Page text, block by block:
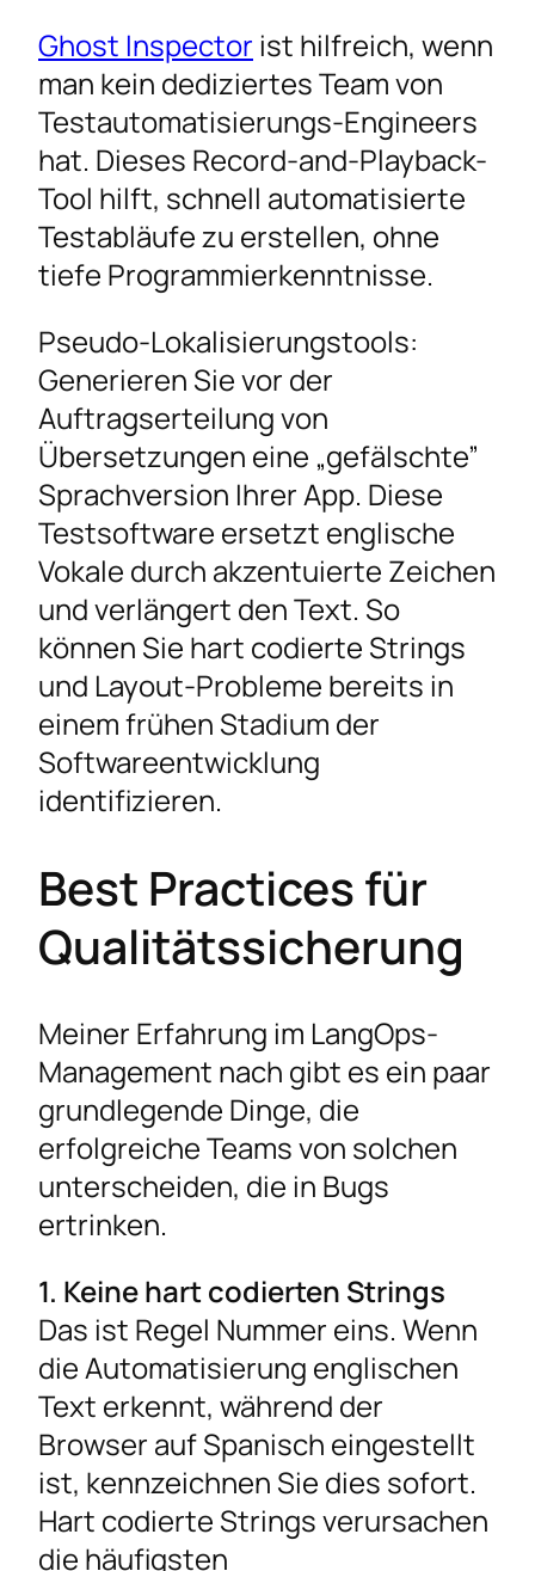
Ghost Inspector ist hilfreich, wenn
man kein dediziertes Team von
Testautomatisierungs-Engineers
hat. Dieses Record-and-Playback-
Tool hilft, schnell automatisierte
Testabläufe zu erstellen, ohne
tiefe Programmierkenntnisse.
Pseudo-Lokalisierungstools:
Generieren Sie vor der
Auftragserteilung von
Übersetzungen eine „gefälschte”
Sprachversion Ihrer App. Diese
Testsoftware ersetzt englische
Vokale durch akzentuierte Zeichen
und verlängert den Text. So
können Sie hart codierte Strings
und Layout-Probleme bereits in
einem frühen Stadium der
Softwareentwicklung
identifizieren.
Best Practices für
Qualitätssicherung
Meiner Erfahrung im LangOps-
Management nach gibt es ein paar
grundlegende Dinge, die
erfolgreiche Teams von solchen
unterscheiden, die in Bugs
ertrinken.
1. Keine hart codierten Strings
Das ist Regel Nummer eins. Wenn
die Automatisierung englischen
Text erkennt, während der
Browser auf Spanisch eingestellt
ist, kennzeichnen Sie dies sofort.
Hart codierte Strings verursachen
die häufigsten